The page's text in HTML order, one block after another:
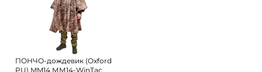
ПОНЧО-дождевик (Oxford
PU) MM14 ММ14-WinTac